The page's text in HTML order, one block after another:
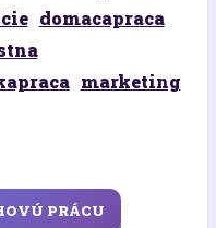
domacapraca
marketing
PRÁCU